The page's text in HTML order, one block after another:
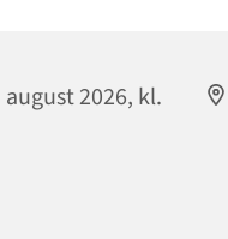
2026, kl.